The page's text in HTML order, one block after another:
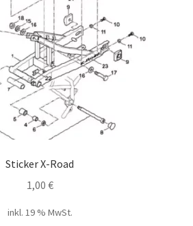
Sticker X-Road
1,00 €
inkl. 19 % MwSt.